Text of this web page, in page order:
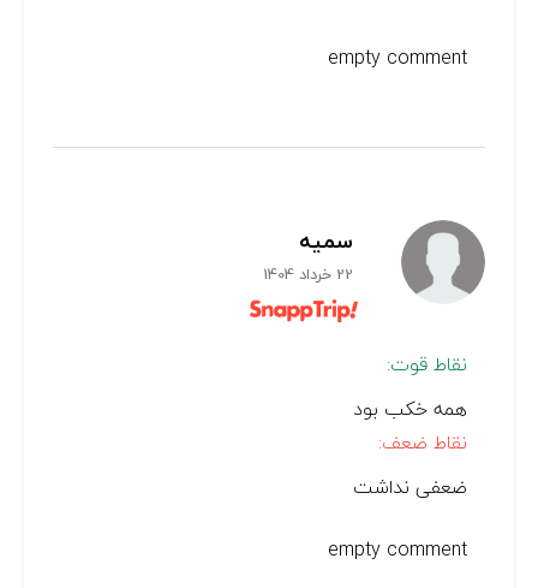
empty comment
سمیه
22 خرداد 1404
نقاط قوت:
همه خکب بود
نقاط ضعف:
ضعفی نداشت
empty comment